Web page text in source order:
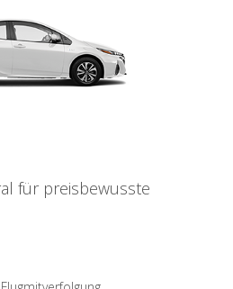
für preisbewusste